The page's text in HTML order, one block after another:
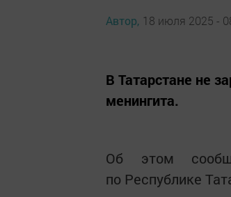
Автор, 18 июля 2025 -
В Татарстане не
менингита.
Об этом
по Республике